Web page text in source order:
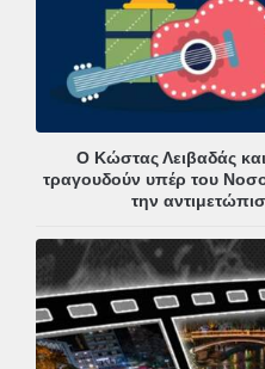
Ο Κώστας Λειβαδάς
τραγουδούν υπέρ του
την